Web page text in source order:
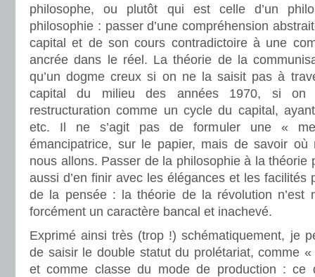
philosophe, ou plutôt qui est celle d’un
philosophie : passer d’une compréhension
capital et de son cours contradictoire à une
ancrée dans le réel. La théorie de la
qu’un dogme creux si on ne la saisit pas à
capital du milieu des années 1970, si on
restructuration comme un cycle du capital,
etc. Il ne s’agit pas de formuler une «
émancipatrice, sur le papier, mais de savoir
nous allons. Passer de la philosophie à la théorie
aussi d’en finir avec les élégances et les facilités
de la pensée : la théorie de la révolution n’est
forcément un caractère bancal et inachevé.
Exprimé ainsi très (trop !) schématiquement, je
de saisir le double statut du prolétariat, comme
et comme classe du mode de production : ce